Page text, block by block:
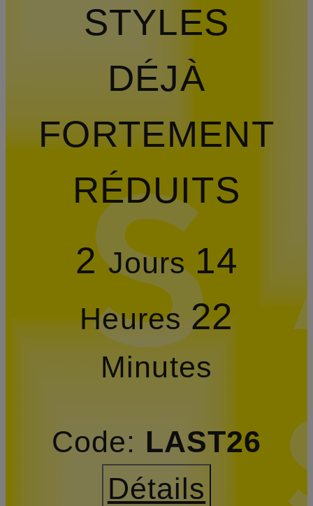
STYLES
DÉJÀ
FORTEMENT
RÉDUITS
2Jours 14
Heures 22
Minutes
Code: LAST26
Détails